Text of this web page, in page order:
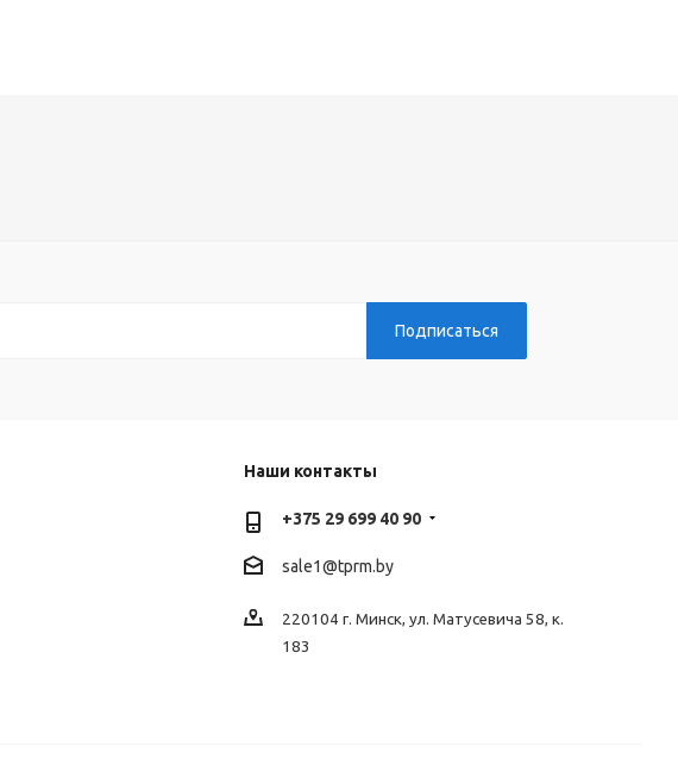
Наши контакты
+375 29 699 40 90
sale1@tprm.by
220104 г. Минск, ул. Матусевича 58, к.
183